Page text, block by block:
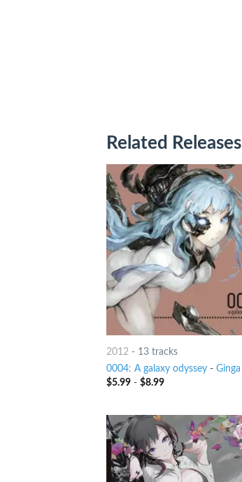
Related Releases
2012 - 13 tracks
0004: A galaxy odyssey- Ginga
$5.99- $8.99